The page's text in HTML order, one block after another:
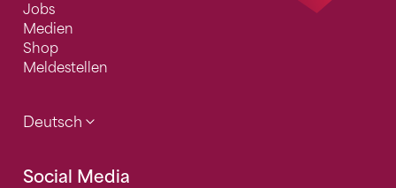
Jobs
Medien
Shop
Meldestellen
Deutsch
Social Media